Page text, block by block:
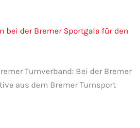
bei der Bremer Sportgala für den
Turnverband: Bei der Bremer
aus dem Bremer Turnsport